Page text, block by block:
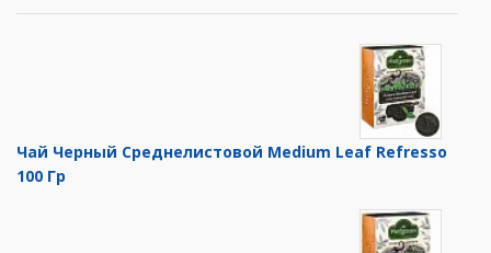
Чай Черный Среднелистовой Medium Leaf Refresso
100 Гр